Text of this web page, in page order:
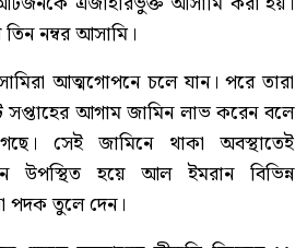
নম্বর আসামি।
আত্মগোপনে চলে যান। পরে তারা
আগাম জামিন লাভ করেন বলে
সেই জামিনে থাকা অবস্থাতেই
উপস্থিত হয়ে আল ইমরান বিভিন্ন
পদক তুলে দেন।